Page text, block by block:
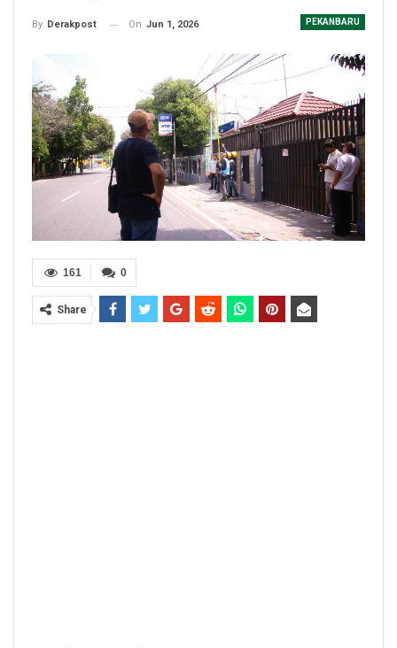
PEKANBARU
By Derakpost On Jun 1, 2026
0
161
Share